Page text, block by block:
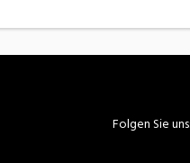
Folgen Sie uns